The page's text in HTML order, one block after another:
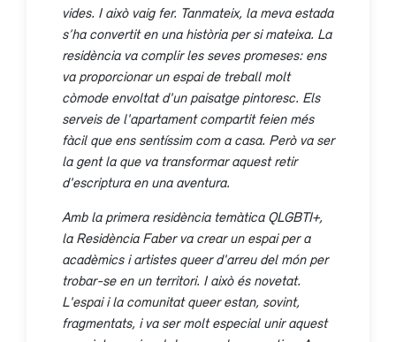
vides. I això vaig fer. Tanmateix, la meva estada
s’ha convertit en una història per si mateixa. La
residència va complir les seves promeses: ens
va proporcionar un espai de treball molt
còmode envoltat d'un paisatge pintoresc. Els
serveis de l'apartament compartit feien més
fàcil que ens sentíssim com a casa. Però va ser
la gent la que va transformar aquest retir
d'escriptura en una aventura.
Amb la primera residència temàtica QLGBTI+,
la Residència Faber va crear un espai per a
acadèmics i artistes queer d'arreu del món per
trobar-se en un territori. I això és novetat.
L'espai i la comunitat queer estan, sovint,
fragmentats, i va ser molt especial unir aquest